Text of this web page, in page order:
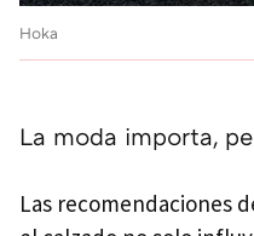
Hoka
La moda importa,
Las recomendaciones